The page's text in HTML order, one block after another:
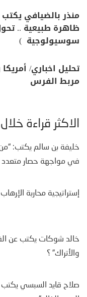
منذر بالضيافي يكتب
ظاهرة طبيعية ..
سوسيولوجية )
تحليل اخباري/
مربط الفرس
الأكثر قراءة
خليفة بن سالم يكتب:
في مواجهة حصار متعدد
إستراتيجية محاربة
خالد شوكات يكتب عن
والأتراك” ؟
صلاح قايد السبسي يكتب